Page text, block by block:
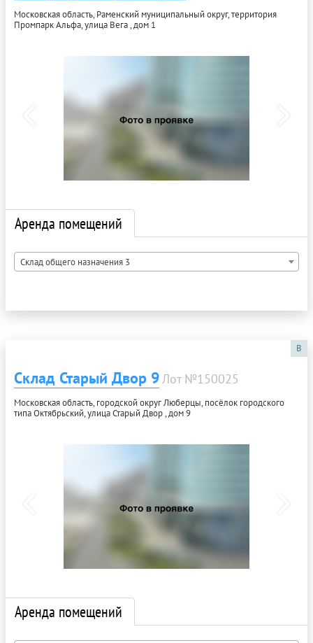
Московская область, Раменский муниципальный округ, территория
Промпарк Альфа, улица Вега , дом 1
Аренда помещений
Склад общего назначения 3
B
Склад Старый Двор 9Лот №150025
Московская область, городской округ Люберцы, посёлок городского
типа Октябрьский, улица Старый Двор , дом 9
Аренда помещений